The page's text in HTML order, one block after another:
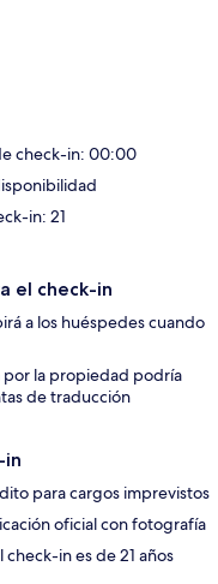
check-in: 00:00
in: 21
el check-in
a los huéspedes cuando
por la propiedad podría
de traducción
in
para cargos imprevistos
oficial con fotografía
check-in es de 21 años